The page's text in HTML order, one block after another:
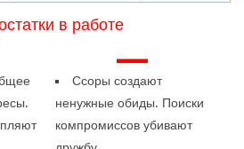
в работе
—
Ссоры создают
ненужные обиды. Поиски
компромиссов убивают